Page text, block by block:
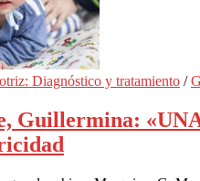
Diagnóstico y tratamiento /
Guillermina: